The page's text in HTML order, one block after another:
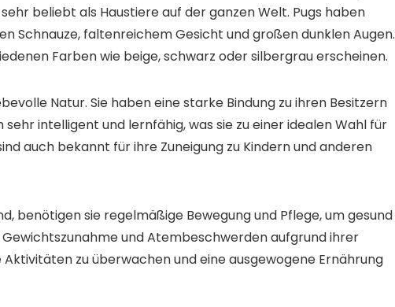
beliebt als Haustiere auf der ganzen Welt. Pugs haben
Schnauze, faltenreichem Gesicht und großen dunklen Augen.
Farben wie beige, schwarz oder silbergrau erscheinen.
Natur. Sie haben eine starke Bindung zu ihren Besitzern
intelligent und lernfähig, was sie zu einer idealen Wahl für
auch bekannt für ihre Zuneigung zu Kindern und anderen
benötigen sie regelmäßige Bewegung und Pflege, um gesund
und Atembeschwerden aufgrund ihrer
zu überwachen und eine ausgewogene Ernährung